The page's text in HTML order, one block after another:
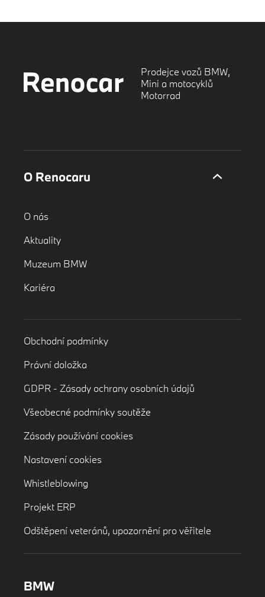
Prodejce vozů BMW,
Mini a motocyklů
Motorrad
O Renocaru
O nás
Aktuality
Muzeum BMW
Kariéra
Obchodní podmínky
Právní doložka
GDPR - Zásady ochrany osobních údajů
Všeobecné podmínky soutěže
Zásady používání cookies
Nastavení cookies
Whistleblowing
Projekt ERP
Odštěpení veteránů, upozornění pro věřitele
BMW